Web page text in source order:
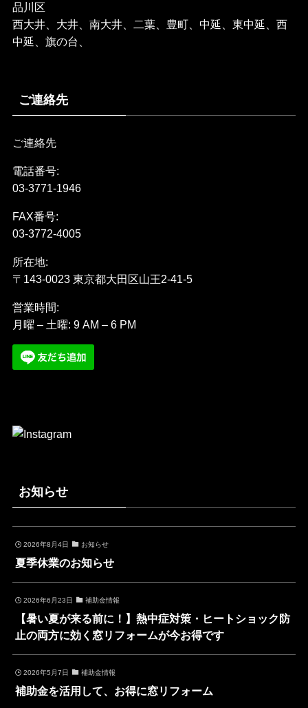
品川区
西大井、大井、南大井、二葉、豊町、中延、東中延、西
中延、旗の台、
ご連絡先
ご連絡先
電話番号:
03-3771-1946
FAX番号:
03-3772-4005
所在地:
〒143-0023 東京都大田区山王2-41-5
営業時間:
月曜 – 土曜: 9 AM – 6 PM
お知らせ
2026年8月4日 お知らせ
夏季休業のお知らせ
2026年6月23日 補助金情報
【暑い夏が来る前に！】熱中症対策・ヒートショック防
止の両方に効く窓リフォームが今お得です
2026年5月7日 補助金情報
補助金を活用して、お得に窓リフォーム